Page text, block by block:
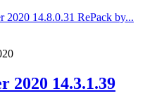
14.8.0.31 RePack by...
2020 14.3.1.39